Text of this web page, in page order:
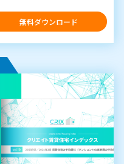
無料ダウンロード